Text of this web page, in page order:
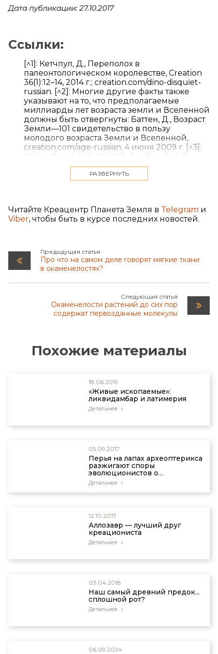
Дата публикации: 27.10.2017
Ссылки:
[^1]: Кетчпул, Д., Переполох в
палеонтологическом королевстве, Creation
36(1):12–14, 2014 г.; creation.com/dino-disquiet-
russian. [^2]: Многие другие факты также
указывают на то, что предполагаемые
миллиарды лет возраста земли и Вселенной
должны быть отвергнуты: Баттен, Д., Возраст
Земли—101 свидетельство в пользу
молодого возраста Земли и Вселенной,
creation.com/age-russian, 4 июня 2009 г. [^3]:
Moczydłowska, M., Westall, F. и Foucher, F.,
Microstructure and biogeochemistry of the
organically preserved Ediacaran Metazoan
эволюционный застойне является
подтверждением эволюции! Batten, D.,
[^5]: Bacteria could help find ET (Бактерии
могут помочь найти внеземную жизнь),
www.timeshighereducation.co.uk, 21 декабря
РАЗВЕРНУТЬ
Читайте Креацентр Планета Земля в Telegram и
Viber, чтобы быть в курсе последних новостей.
Предыдущая статья
Про что на самом деле говорят мягкие ткани
в окаменелостях?
Следующая статья
Окаменелости растений до сих пор
содержат первозданные молекулы
Похожие материалы
18.06.2019
«Живые ископаемые»:
ликвидамбар и латимерия
Детальнее
05.09.2017
Перья на лапах археоптерикса
разжигают споры
эволюционистов о
нелетающей птице
Детальнее
12.10.2017
Аллозавр — лучший друг
креациониста
Детальнее
03.04.2018
Наш самый древний предок...
сплошной рот?
Детальнее
06.09.2024